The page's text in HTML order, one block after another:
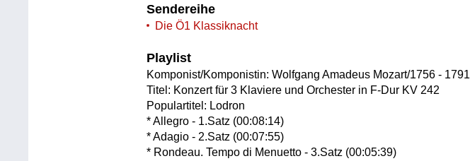
Sendereihe
Die Ö1 Klassiknacht
Playlist
Komponist/Komponistin: Wolfgang Amadeus Mozart/1756 - 1791
Titel: Konzert für 3 Klaviere und Orchester in F-Dur KV 242
Populartitel: Lodron
* Allegro - 1.Satz (00:08:14)
* Adagio - 2.Satz (00:07:55)
* Rondeau. Tempo di Menuetto - 3.Satz (00:05:39)